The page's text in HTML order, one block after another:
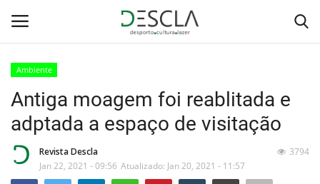
Home
...by Descla
Ambiente
Antiga moagem foi reablitada e
adptada a espaço de visitação
Revista Descla
Jan 22, 2021 - 09:56 Atualizado: Jan 20, 2021 - 11:57
3794